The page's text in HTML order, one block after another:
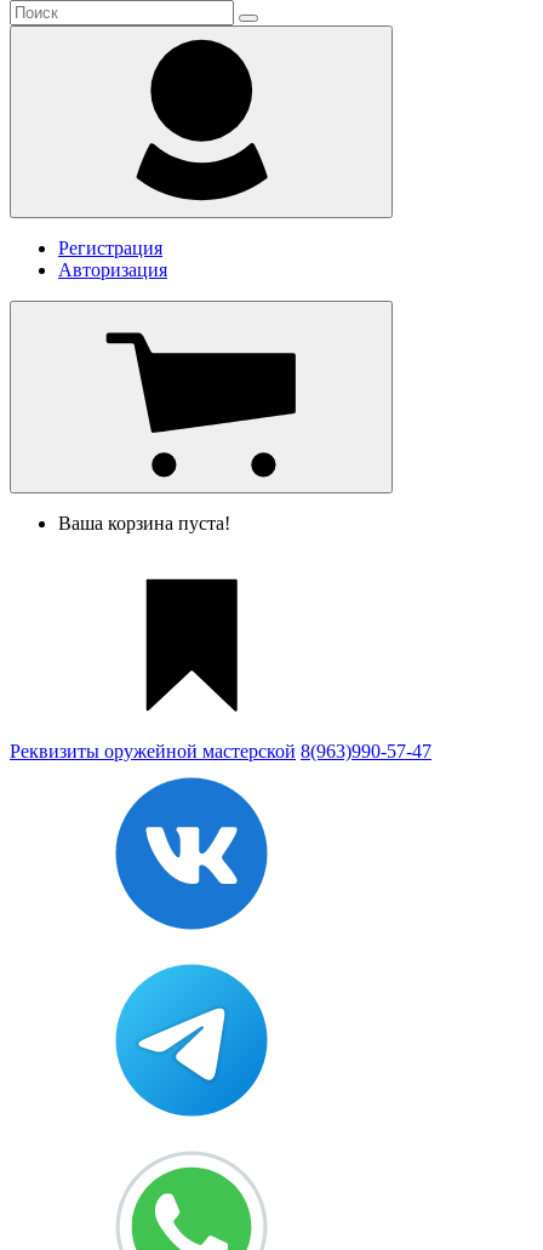
Регистрация
Авторизация
Ваша корзина пуста!
Реквизиты оружейной мастерской 8(963)990-57-47